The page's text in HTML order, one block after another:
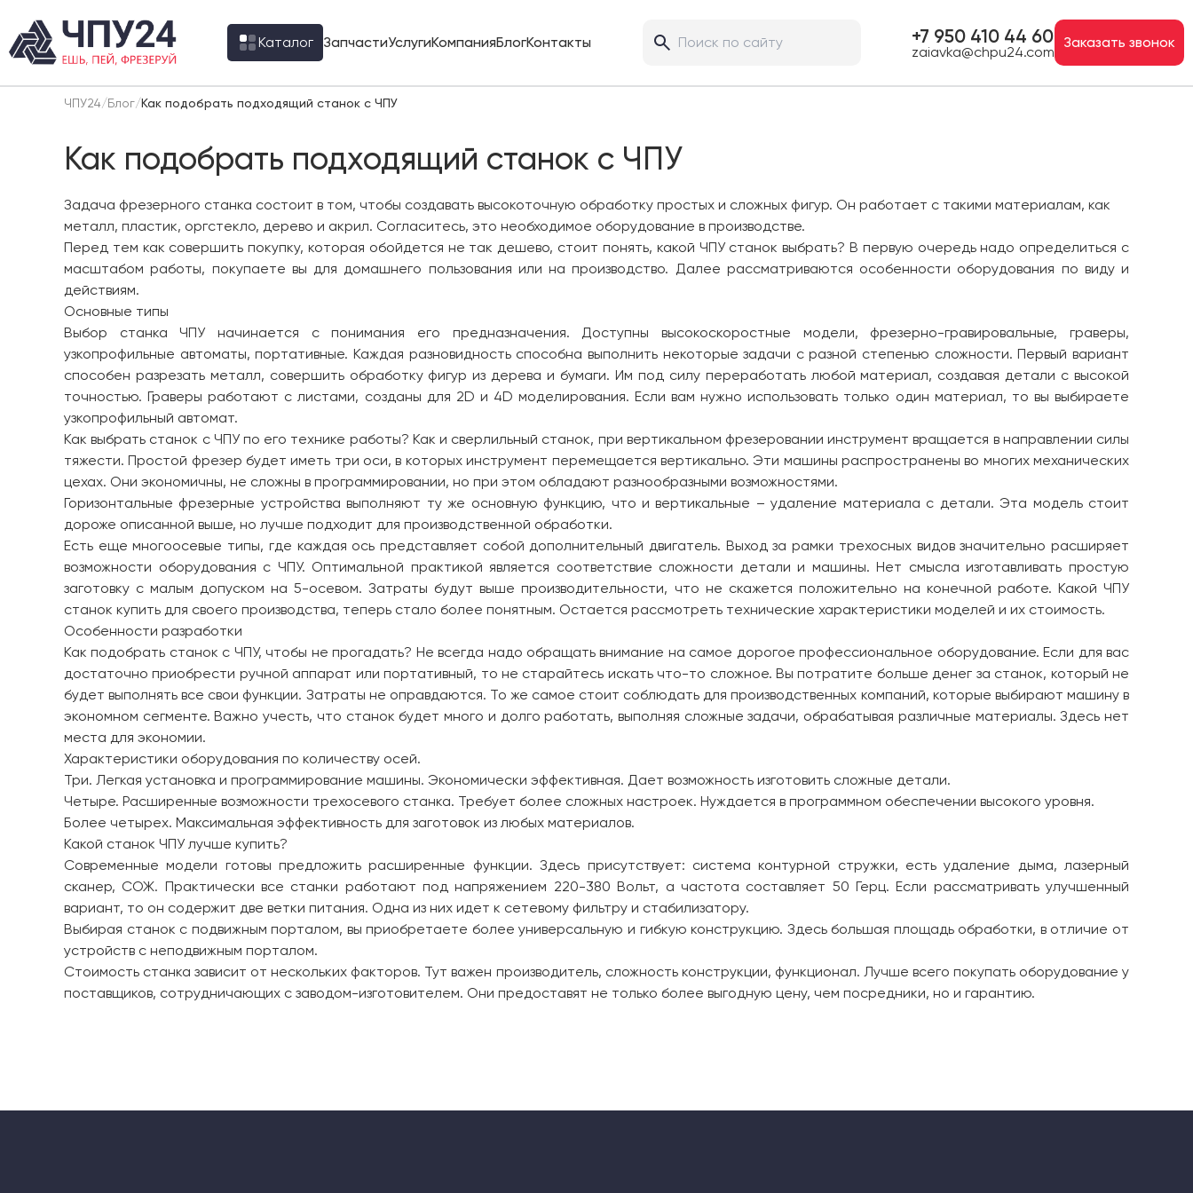
Каталог ЗапчастиУслугиКомпанияБлогКонтакты +7 950 410 44 60
zaiavka@chpu24.com
Заказать звонок
ЧПУ24/Блог/Как подобрать подходящий станок с ЧПУ
Как подобрать подходящий станок с ЧПУ
Задача фрезерного станка состоит в том, чтобы создавать высокоточную обработку простых и сложных фигур. Он работает с такими материалам, как
металл, пластик, оргстекло, дерево и акрил. Согласитесь, это необходимое оборудование в производстве.
Перед тем как совершить покупку, которая обойдется не так дешево, стоит понять, какой ЧПУ станок выбрать? В первую очередь надо определиться с
масштабом работы, покупаете вы для домашнего пользования или на производство. Далее рассматриваются особенности оборудования по виду и
действиям.
Основные типы
Выбор станка ЧПУ начинается с понимания его предназначения. Доступны высокоскоростные модели, фрезерно-гравировальные, граверы,
узкопрофильные автоматы, портативные. Каждая разновидность способна выполнить некоторые задачи с разной степенью сложности. Первый вариант
способен разрезать металл, совершить обработку фигур из дерева и бумаги. Им под силу переработать любой материал, создавая детали с высокой
точностью. Граверы работают с листами, созданы для 2D и 4D моделирования. Если вам нужно использовать только один материал, то вы выбираете
узкопрофильный автомат.
Как выбрать станок с ЧПУ по его технике работы? Как и сверлильный станок, при вертикальном фрезеровании инструмент вращается в направлении силы
тяжести. Простой фрезер будет иметь три оси, в которых инструмент перемещается вертикально. Эти машины распространены во многих механических
цехах. Они экономичны, не сложны в программировании, но при этом обладают разнообразными возможностями.
Горизонтальные фрезерные устройства выполняют ту же основную функцию, что и вертикальные – удаление материала с детали. Эта модель стоит
дороже описанной выше, но лучше подходит для производственной обработки.
Есть еще многоосевые типы, где каждая ось представляет собой дополнительный двигатель. Выход за рамки трехосных видов значительно расширяет
возможности оборудования с ЧПУ. Оптимальной практикой является соответствие сложности детали и машины. Нет смысла изготавливать простую
заготовку с малым допуском на 5-осевом. Затраты будут выше производительности, что не скажется положительно на конечной работе. Какой ЧПУ
станок купить для своего производства, теперь стало более понятным. Остается рассмотреть технические характеристики моделей и их стоимость.
Особенности разработки
Как подобрать станок с ЧПУ, чтобы не прогадать? Не всегда надо обращать внимание на самое дорогое профессиональное оборудование. Если для вас
достаточно приобрести ручной аппарат или портативный, то не старайтесь искать что-то сложное. Вы потратите больше денег за станок, который не
будет выполнять все свои функции. Затраты не оправдаются. То же самое стоит соблюдать для производственных компаний, которые выбирают машину в
экономном сегменте. Важно учесть, что станок будет много и долго работать, выполняя сложные задачи, обрабатывая различные материалы. Здесь нет
места для экономии.
Характеристики оборудования по количеству осей.
Три. Легкая установка и программирование машины. Экономически эффективная. Дает возможность изготовить сложные детали.
Четыре. Расширенные возможности трехосевого станка. Требует более сложных настроек. Нуждается в программном обеспечении высокого уровня.
Более четырех. Максимальная эффективность для заготовок из любых материалов.
Какой станок ЧПУ лучше купить?
Современные модели готовы предложить расширенные функции. Здесь присутствует: система контурной стружки, есть удаление дыма, лазерный
сканер, СОЖ. Практически все станки работают под напряжением 220-380 Вольт, а частота составляет 50 Герц. Если рассматривать улучшенный
вариант, то он содержит две ветки питания. Одна из них идет к сетевому фильтру и стабилизатору.
Выбирая станок с подвижным порталом, вы приобретаете более универсальную и гибкую конструкцию. Здесь большая площадь обработки, в отличие от
устройств с неподвижным порталом.
Стоимость станка зависит от нескольких факторов. Тут важен производитель, сложность конструкции, функционал. Лучше всего покупать оборудование у
поставщиков, сотрудничающих с заводом-изготовителем. Они предоставят не только более выгодную цену, чем посредники, но и гарантию.